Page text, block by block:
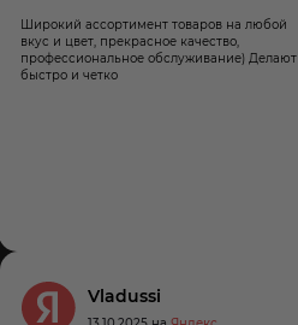
Широкий ассортимент товаров на любой
вкус и цвет, прекрасное качество,
профессиональное обслуживание) Делают
быстро и четко
Vladussi